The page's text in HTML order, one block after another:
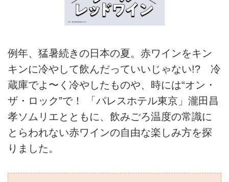
例年、猛暑続きの日本の夏。赤ワインをキン
キンに冷やして飲んだっていいじゃない!? 冷
蔵庫でよ〜く冷やしたものや、時には“オン・
ザ・ロック”で！ 「パレスホテル東京」瀧田昌
孝ソムリエとともに、飲みごろ温度の常識に
とらわれない赤ワインの自由な楽しみ方を探
りました。